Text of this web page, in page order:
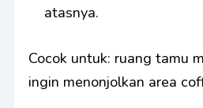
atasnya.
Cocok untuk: ruang tamu
ingin menonjolkan area